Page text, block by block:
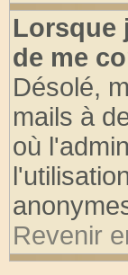
Lorsque
de me
Désolé,
mails à
où
Revenir